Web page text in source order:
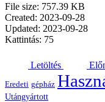
File size: 757.39 KB
Created: 2023-09-28
Updated: 2023-09-28
Kattintás: 75
Letöltés
Eredeti gépház
Utángyártott